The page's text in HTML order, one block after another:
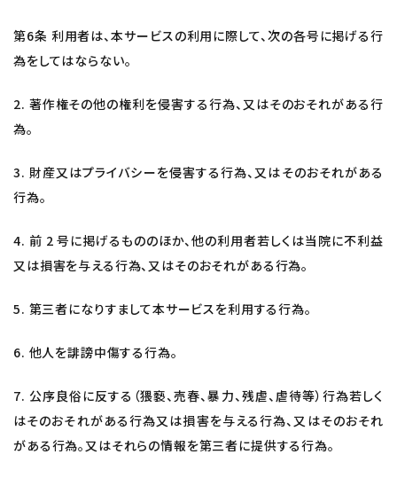
第6条 利用者は、本サービスの利用に際して、次の各号に掲げる行
為をしてはならない。
2. 著作権その他の権利を侵害する行為、又はそのおそれがある行
為。
3. 財産又はプライバシーを侵害する行為、又はそのおそれがある
行為。
4. 前 2 号に掲げるもののほか、他の利用者若しくは当院に不利益
又は損害を与える行為、又はそのおそれがある行為。
5. 第三者になりすまして本サービスを利用する行為。
6. 他人を誹謗中傷する行為。
7. 公序良俗に反する（猥褻、売春、暴力、残虐、虐待等）行為若しく
はそのおそれがある行為又は損害を与える行為、又はそのおそれ
がある行為。又はそれらの情報を第三者に提供する行為。